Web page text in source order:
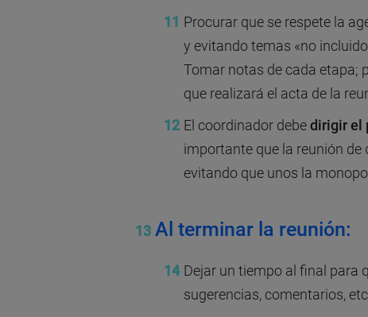
Procurar que se respete la
y evitando temas «no
Tomar notas de cada etapa;
que realizará el acta de la
El coordinador debedirigir el
importante que la reunión
evitando que unos la
Al terminar la reunión:
Dejar un tiempo al final para
sugerencias, comentarios,